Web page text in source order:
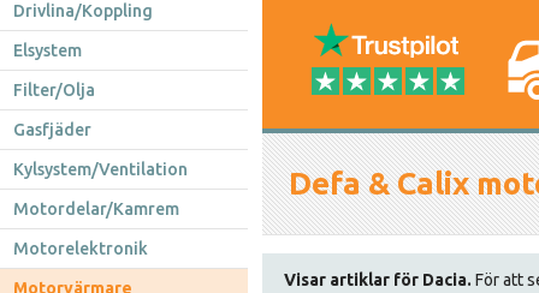
Drivlina/Koppling
Elsystem
Filter/Olja
Gasfjäder
Kylsystem/Ventilation
Motordelar/Kamrem
Motorelektronik
Motorvärmare
Defa & Calix
Visar artiklar för Dacia. För att